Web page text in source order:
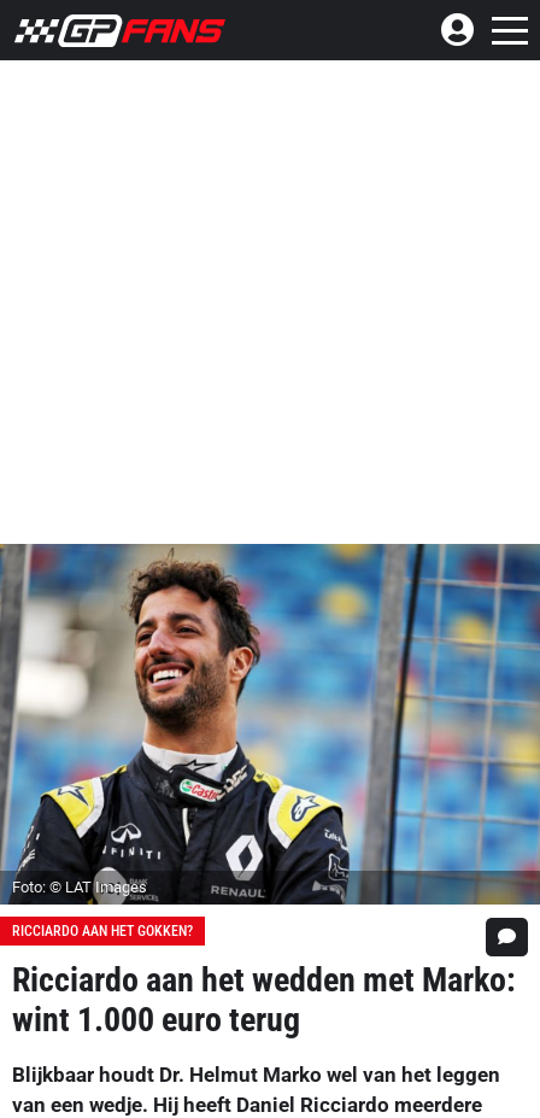
Foto: © LAT Images
RICCIARDO AAN HET GOKKEN?
Ricciardo aan het wedden met Marko:
wint 1.000 euro terug
Blijkbaar houdt Dr. Helmut Marko wel van het leggen
van een wedje. Hij heeft Daniel Ricciardo meerdere